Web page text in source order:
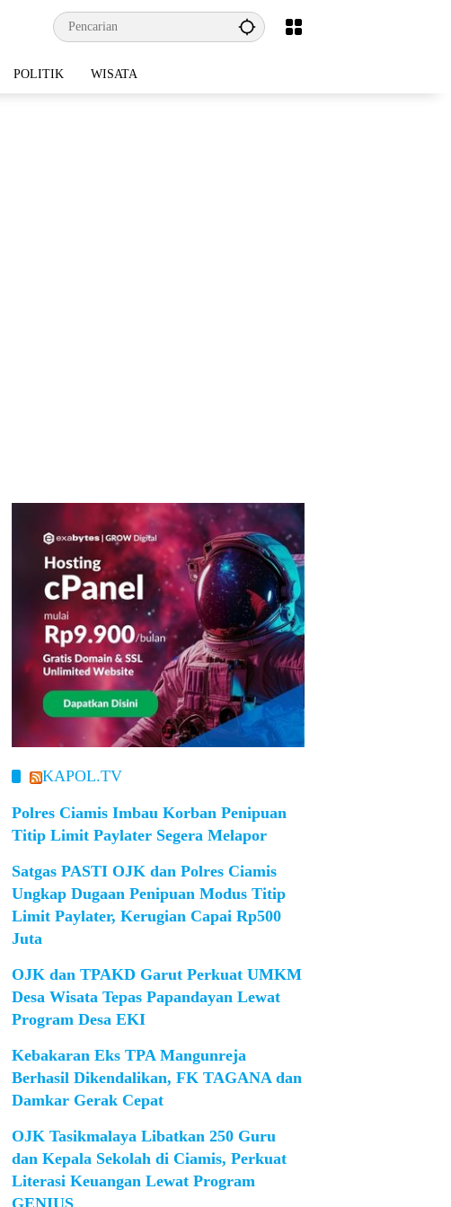
POLITIK WISATA
KAPOL.TV
Polres Ciamis Imbau Korban Penipuan
Titip Limit Paylater Segera Melapor
Satgas PASTI OJK dan Polres Ciamis
Ungkap Dugaan Penipuan Modus Titip
Limit Paylater, Kerugian Capai Rp500
Juta
OJK dan TPAKD Garut Perkuat UMKM
Desa Wisata Tepas Papandayan Lewat
Program Desa EKI
Kebakaran Eks TPA Mangunreja
Berhasil Dikendalikan, FK TAGANA dan
Damkar Gerak Cepat
OJK Tasikmalaya Libatkan 250 Guru
dan Kepala Sekolah di Ciamis, Perkuat
Literasi Keuangan Lewat Program
GENIUS